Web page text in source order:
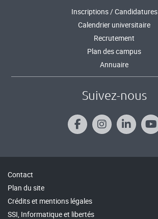
Inscriptions / Candidatures
Calendrier universitaire
Recrutement
Plan des campus
Annuaire
Suivez-nous
Contact
Plan du site
Crédits et mentions légales
SSI, Informatique et libertés